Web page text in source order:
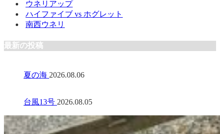
ウネリアップ
ハイファイブ vs ホグレット
南西ウネリ
最新の投稿
夏の海 2026.08.06
台風13号 2026.08.05